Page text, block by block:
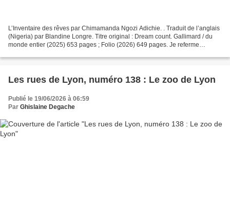
L’Inventaire des rêves par Chimamanda Ngozi Adichie. . Traduit de l’anglais
(Nigeria) par Blandine Longre. Titre original : Dream count. Gallimard / du
monde entier (2025) 653 pages ; Folio (2026) 649 pages. Je referme
Les rues de Lyon, numéro 138 : Le zoo de Lyon
Publié le 19/06/2026 à 06:59
Par Ghislaine Degache